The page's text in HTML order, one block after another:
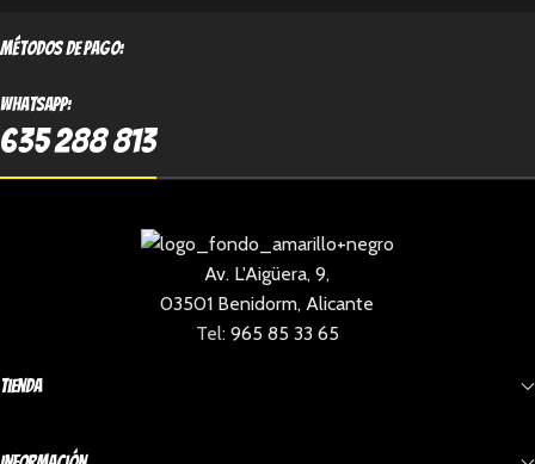
métodos de pago:
Whatsapp:
635 288 813
Av. L'Aigüera, 9,
03501 Benidorm, Alicante
Tel: 965 85 33 65
Tienda